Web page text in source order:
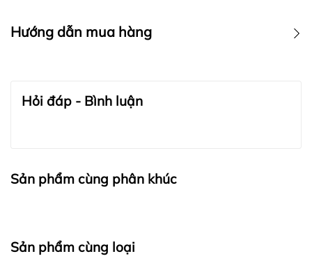
Hướng dẫn mua hàng
Hỏi đáp - Bình luận
Sản phẩm cùng phân khúc
Sản phẩm cùng loại